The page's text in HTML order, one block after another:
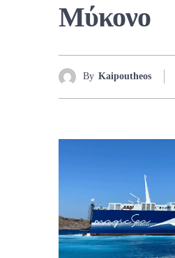
Μύκονο
By Kaipoutheos